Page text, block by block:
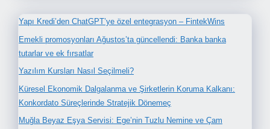
Yapı Kredi’den ChatGPT’ye özel entegrasyon – FintekWins
Emekli promosyonları Ağustos’ta güncellendi: Banka banka
tutarlar ve ek fırsatlar
Yazılım Kursları Nasıl Seçilmeli?
Küresel Ekonomik Dalgalanma ve Şirketlerin Koruma Kalkanı:
Konkordato Süreçlerinde Stratejik Dönemeç
Muğla Beyaz Eşya Servisi: Ege’nin Tuzlu Nemine ve Çam